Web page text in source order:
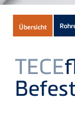
of
current
Product
Übersicht
TECE